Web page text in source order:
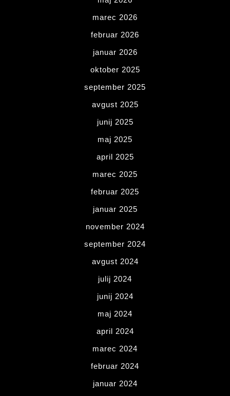
marec 2026
februar 2026
januar 2026
oktober 2025
september 2025
avgust 2025
junij 2025
maj 2025
april 2025
marec 2025
februar 2025
januar 2025
november 2024
september 2024
avgust 2024
julij 2024
junij 2024
maj 2024
april 2024
marec 2024
februar 2024
januar 2024